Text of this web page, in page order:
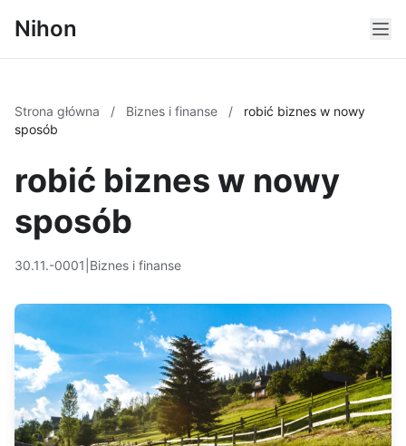
Nihon
Strona główna / Biznes i finanse /
robić biznes w nowy
sposób
robić biznes w nowy
sposób
30.11.-0001 Biznes i finanse